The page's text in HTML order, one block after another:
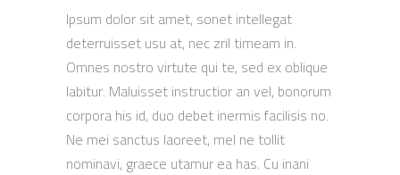
Ipsum dolor sit amet, sonet intellegat
deterruisset usu at, nec zril timeam in.
Omnes nostro virtute qui te, sed ex oblique
labitur. Maluisset instructior an vel, bonorum
corpora his id, duo debet inermis facilisis no.
Ne mei sanctus laoreet, mel ne tollit
nominavi, graece utamur ea has. Cu inani